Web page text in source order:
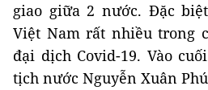
giao giữa 2 nước. Đặc
Việt Nam rất nhiều trong
đại dịch Covid-19. Vào
tịch nước Nguyễn Xuân